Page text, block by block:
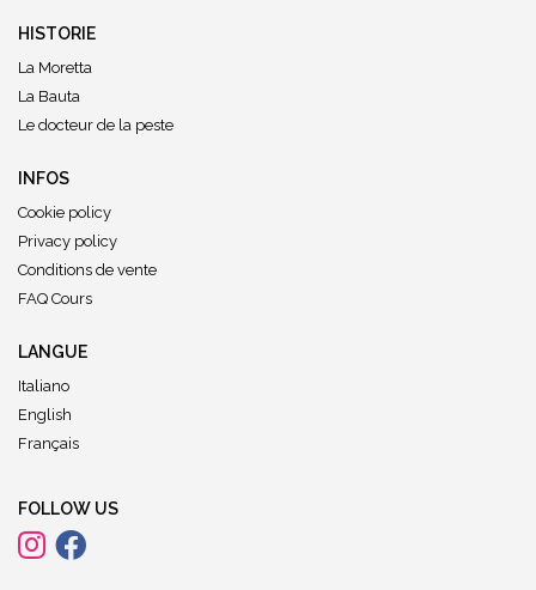
HISTORIE
La Moretta
La Bauta
Le docteur de la peste
INFOS
Cookie policy
Privacy policy
Conditions de vente
FAQ Cours
LANGUE
Italiano
English
Français
FOLLOW US